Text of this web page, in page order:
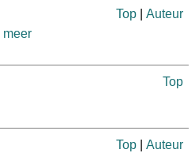
Top
Auteur
meer
Top
Top
Auteur